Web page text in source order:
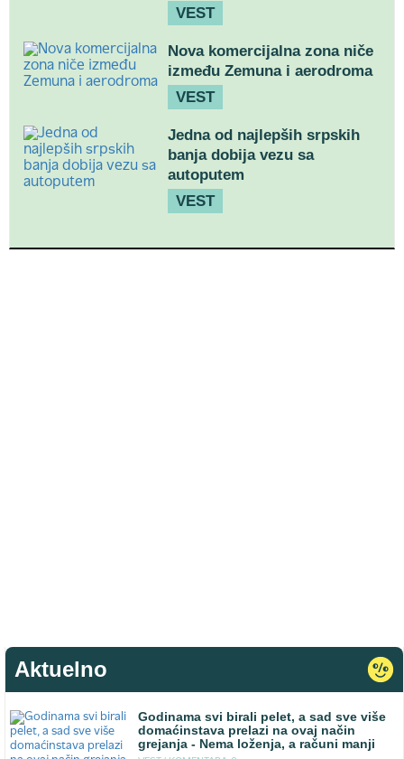
VEST
Nova komercijalna zona niče
između Zemuna i aerodroma
VEST
Jedna od najlepših srpskih
banja dobija vezu sa
autoputem
VEST
Aktuelno
Godinama svi birali pelet, a sad sve više
domaćinstava prelazi na ovaj način
grejanja - Nema loženja, a računi manji